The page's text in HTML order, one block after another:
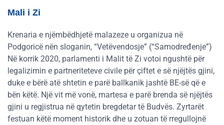
Mali i Zi
Krenaria e njëmbëdhjetë malazeze u organizua në
Podgoricë nën sloganin, “Vetëvendosje” (“Samodređenje”)
Në korrik 2020, parlamenti i Malit të Zi votoi ngushtë për
legalizimin e partneriteteve civile për çiftet e së njëjtës gjini,
duke e bërë atë shtetin e parë ballkanik jashtë BE-së që e
bën këtë. Një vit më vonë, martesa e parë brenda së njëjtës
gjini u regjistrua në qytetin bregdetar të Budvës. Zyrtarët
festuan këtë moment historik dhe u zotuan të rregullojnë